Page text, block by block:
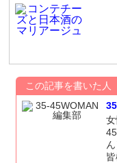
この記事を書いた人
ん